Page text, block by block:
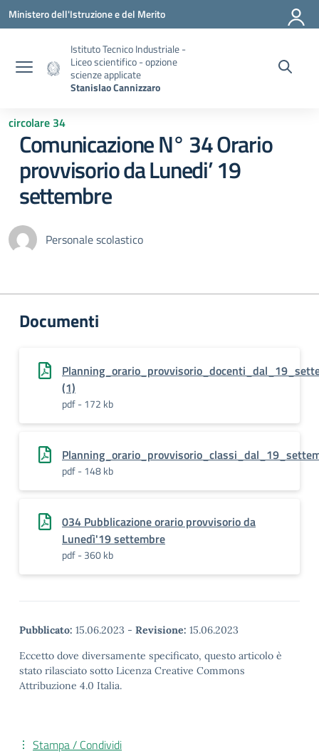
Vai ai contenuti
Vai al menu di navigazione
Vai al footer
Ministero dell'Istruzione e del Merito
Istituto Tecnico Industriale -
Liceo scientifico - opzione
scienze applicate
Stanislao Cannizzaro
circolare 34
Comunicazione N° 34 Orario
provvisorio da Lunedi’ 19
settembre
Personale scolastico
Documenti
(1)
pdf - 172 kb
pdf - 148 kb
034 Pubblicazione orario provvisorio da
Lunedì'19 settembre
pdf - 360 kb
Pubblicato: 15.06.2023 - Revisione: 15.06.2023
Eccetto dove diversamente specificato, questo articolo è
stato rilasciato sotto Licenza Creative Commons
Attribuzione 4.0 Italia.
Stampa / Condividi